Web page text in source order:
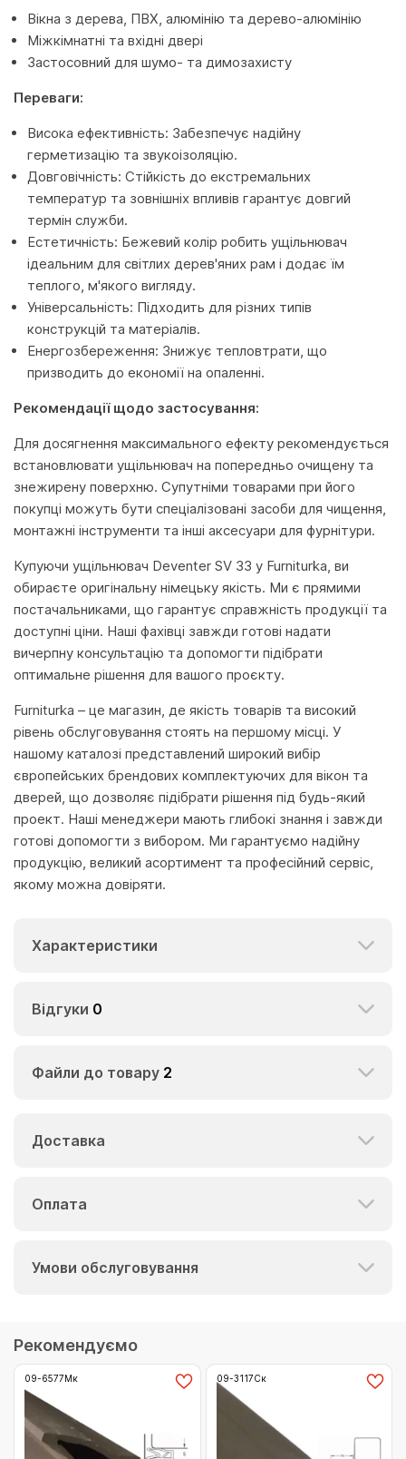
Вікна з дерева, ПВХ, алюмінію та дерево-алюмінію
Міжкімнатні та вхідні двері
Застосовний для шумо- та димозахисту
Переваги:
Висока ефективність: Забезпечує надійну
герметизацію та звукоізоляцію.
Довговічність: Стійкість до екстремальних
температур та зовнішніх впливів гарантує довгий
термін служби.
Естетичність: Бежевий колір робить ущільнювач
ідеальним для світлих дерев'яних рам і додає їм
теплого, м'якого вигляду.
Універсальність: Підходить для різних типів
конструкцій та матеріалів.
Енергозбереження: Знижує тепловтрати, що
призводить до економії на опаленні.
Рекомендації щодо застосування:
Для досягнення максимального ефекту рекомендується
встановлювати ущільнювач на попередньо очищену та
знежирену поверхню. Супутніми товарами при його
покупці можуть бути спеціалізовані засоби для чищення,
монтажні інструменти та інші аксесуари для фурнітури.
Купуючи ущільнювач Deventer SV 33 у Furniturka, ви
обираєте оригінальну німецьку якість. Ми є прямими
постачальниками, що гарантує справжність продукції та
доступні ціни. Наші фахівці завжди готові надати
вичерпну консультацію та допомогти підібрати
оптимальне рішення для вашого проєкту.
Furniturka – це магазин, де якість товарів та високий
рівень обслуговування стоять на першому місці. У
нашому каталозі представлений широкий вибір
європейських брендових комплектуючих для вікон та
дверей, що дозволяє підібрати рішення під будь-який
проект. Наші менеджери мають глибокі знання і завжди
готові допомогти з вибором. Ми гарантуємо надійну
продукцію, великий асортимент та професійний сервіс,
якому можна довіряти.
Характеристики
Відгуки 0
Файли до товару 2
Доставка
Оплата
Умови обслуговування
Рекомендуємо
09-6577Мк 09-3117Ск